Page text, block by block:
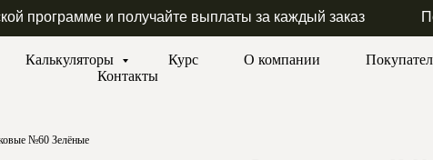
программе и получайте выплаты за каждый заказ
Калькуляторы Курс О компании
Контакты
№60 Зелёные